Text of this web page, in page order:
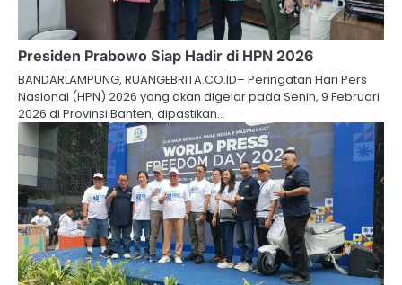
Presiden Prabowo Siap Hadir di HPN 2026
BANDARLAMPUNG, RUANGEBRITA.CO.ID– Peringatan Hari Pers
Nasional (HPN) 2026 yang akan digelar pada Senin, 9 Februari
2026 di Provinsi Banten, dipastikan…